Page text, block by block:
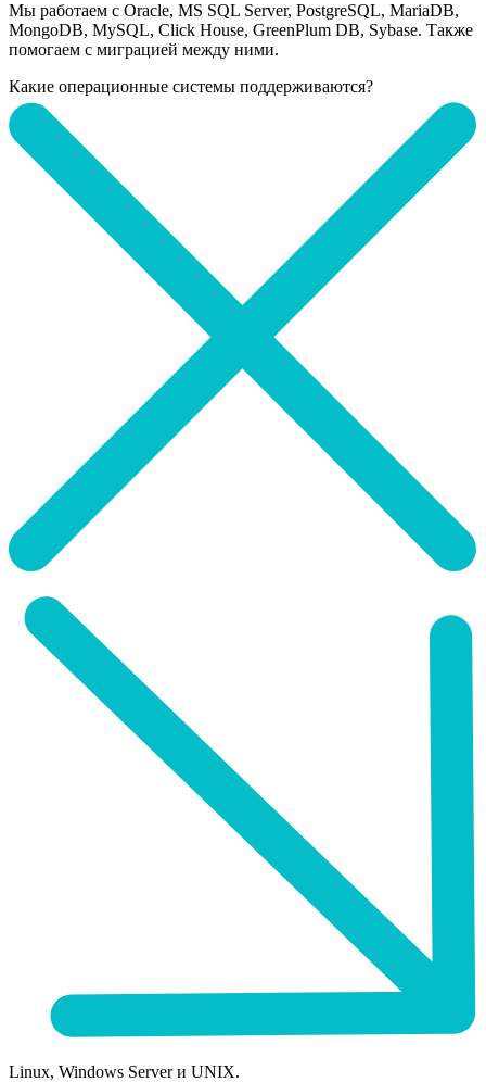
Мы работаем с Oracle, MS SQL Server, PostgreSQL, MariaDB,
MongoDB, MySQL, Click House, GreenPlum DB, Sybase. Также
помогаем с миграцией между ними.
Какие операционные системы поддерживаются?
Linux, Windows Server и UNIX.